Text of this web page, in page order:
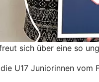
sich über eine so
U17 Juniorinnen